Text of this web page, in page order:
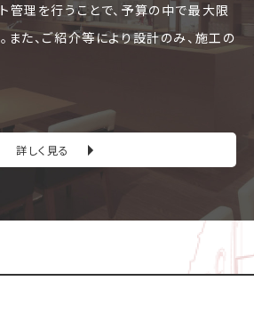
管理を行うことで、予算の中で最大限
また、ご紹介等により設計のみ、施工の
詳しく見る